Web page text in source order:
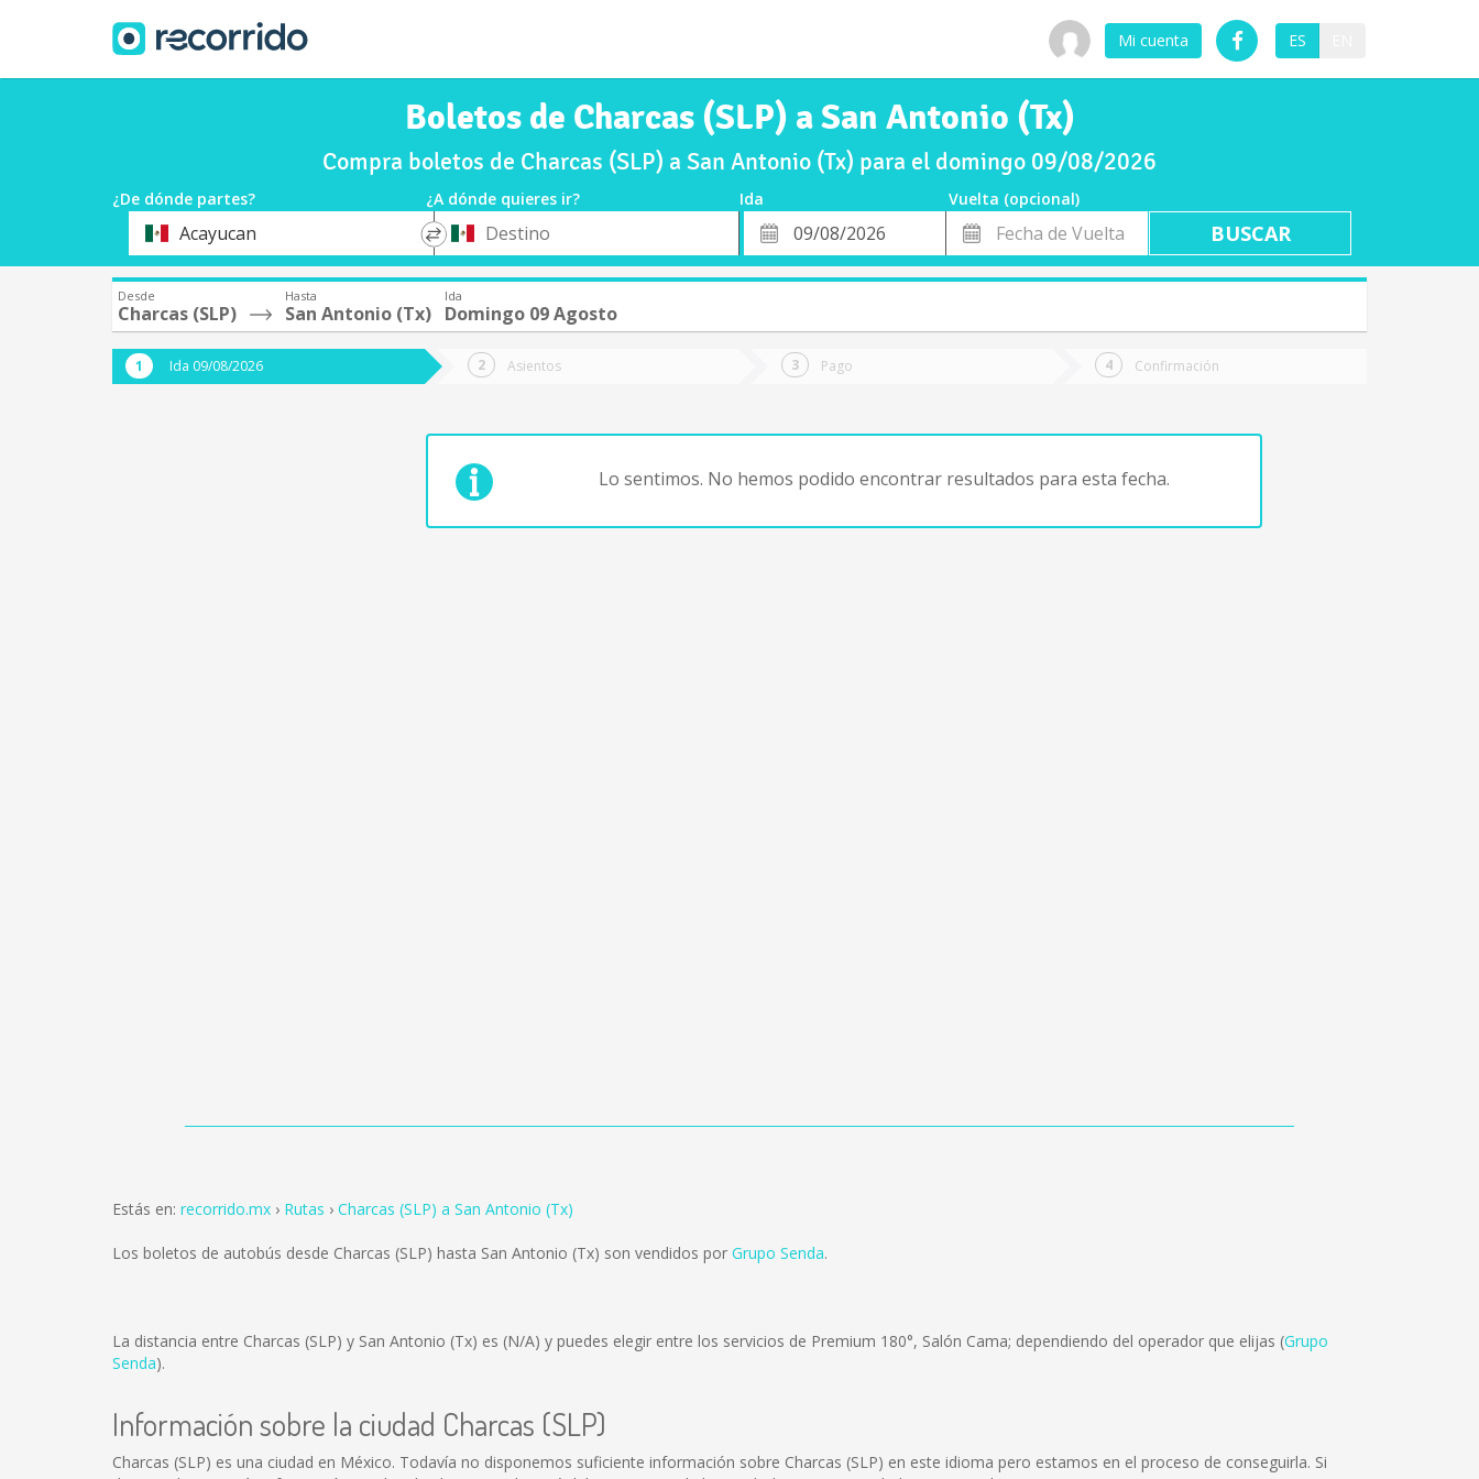
Mi cuenta ES
Boletos de Charcas (SLP) a San Antonio (Tx)
Compra boletos de Charcas (SLP) a San Antonio (Tx) para el domingo 09/08/2026
¿De dónde partes? ¿A dónde quieres ir? Ida
Vuelta (opcional)
OrigenAcayucan
*
Destino
Fecha
de
Fecha
de
Vuelta
Desde
Charcas (SLP)
Hasta
San Antonio (Tx)
Ida
Domingo 09 Agosto
Ida 09/08/2026 Asientos Pago Confirmación
Lo sentimos. No hemos podido encontrar resultados para esta fecha.
Estás en: recorrido.mx Rutas Charcas (SLP) a San Antonio (Tx)
Los boletos de autobús desde Charcas (SLP) hasta San Antonio (Tx) son vendidos por Grupo Senda.
La distancia entre Charcas (SLP) y San Antonio (Tx) es (N/A) y puedes elegir entre los servicios de Premium 180°, Salón Cama; dependiendo del operador que elijas (Grupo
Senda).
Información sobre la ciudad Charcas (SLP)
Charcas (SLP) es una ciudad en México. Todavía no disponemos suficiente información sobre Charcas (SLP) en este idioma pero estamos en el proceso de conseguirla. Si